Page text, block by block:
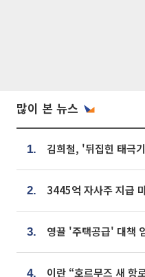
많이 본 뉴스
1.
2.
3.
4.